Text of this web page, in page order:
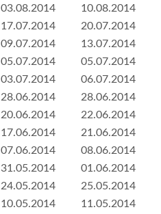
03.08.2014
10.08.2014
17.07.2014
20.07.2014
09.07.2014
13.07.2014
05.07.2014
05.07.2014
03.07.2014
06.07.2014
28.06.2014
28.06.2014
20.06.2014
22.06.2014
17.06.2014
21.06.2014
07.06.2014
08.06.2014
31.05.2014
01.06.2014
24.05.2014
25.05.2014
10.05.2014
11.05.2014